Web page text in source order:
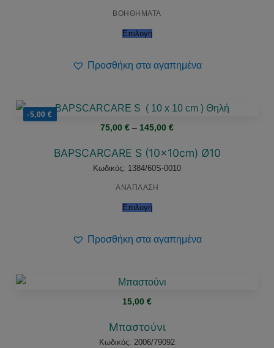
ΒΟΗΘΗΜΑΤΑ
Επιλογή
Προσθήκη στα αγαπημένα
-5,00€
75,00 € – 145,00 €Price
through
145,00 €
BAPSCARCARE S (10x10cm) Ø10
Κωδικός: 1384/60S-0010
ΑΝΑΠΛΑΣΗ
Επιλογή
Προσθήκη στα αγαπημένα
15,00 €
Μπαστούνι
Κωδικός: 2006/79092